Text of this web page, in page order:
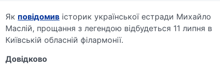
Як повідомив історик української естради Михайло
Маслій, прощання з легендою відбудеться 11 липня в
Київській обласній філармонії.
Довідково